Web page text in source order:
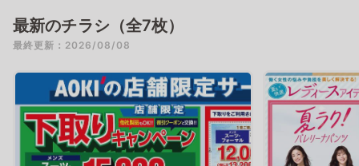
最新のチラシ（全7枚）
最終更新：2026/08/08